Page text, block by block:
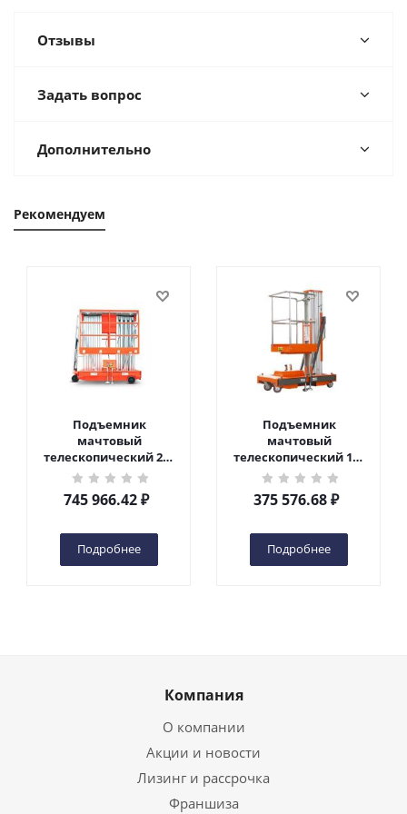
Отзывы
Задать вопрос
Дополнительно
Рекомендуем
Подъемник
мачтовый
телескопический 200
кг 10 м TOR GTWY10-
200S DC 2-мачтовый
(автономный) (N) в
745 966.42₽
Подробнее
Подъемник
мачтовый
телескопический 125
кг 6 м TOR GTWY6-100
DC 1-мачтовый
(автономный) (G) в
375 576.68₽
Подробнее
Компания
О компании
Акции и новости
Лизинг и рассрочка
Франшиза